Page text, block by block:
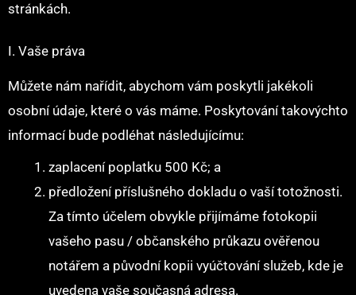
stránkách.
I. Vaše práva
Můžete nám nařídit, abychom vám poskytli jakékoli
osobní údaje, které o vás máme. Poskytování takovýchto
informací bude podléhat následujícímu:
zaplacení poplatku 500 Kč; a
předložení příslušného dokladu o vaší totožnosti.
Za tímto účelem obvykle přijímáme fotokopii
vašeho pasu / občanského průkazu ověřenou
notářem a původní kopii vyúčtování služeb, kde je
uvedena vaše současná adresa.